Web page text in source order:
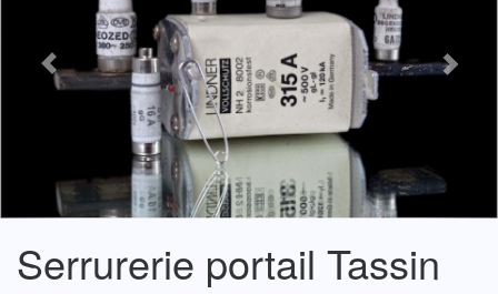
Serrurerie portail Tassin